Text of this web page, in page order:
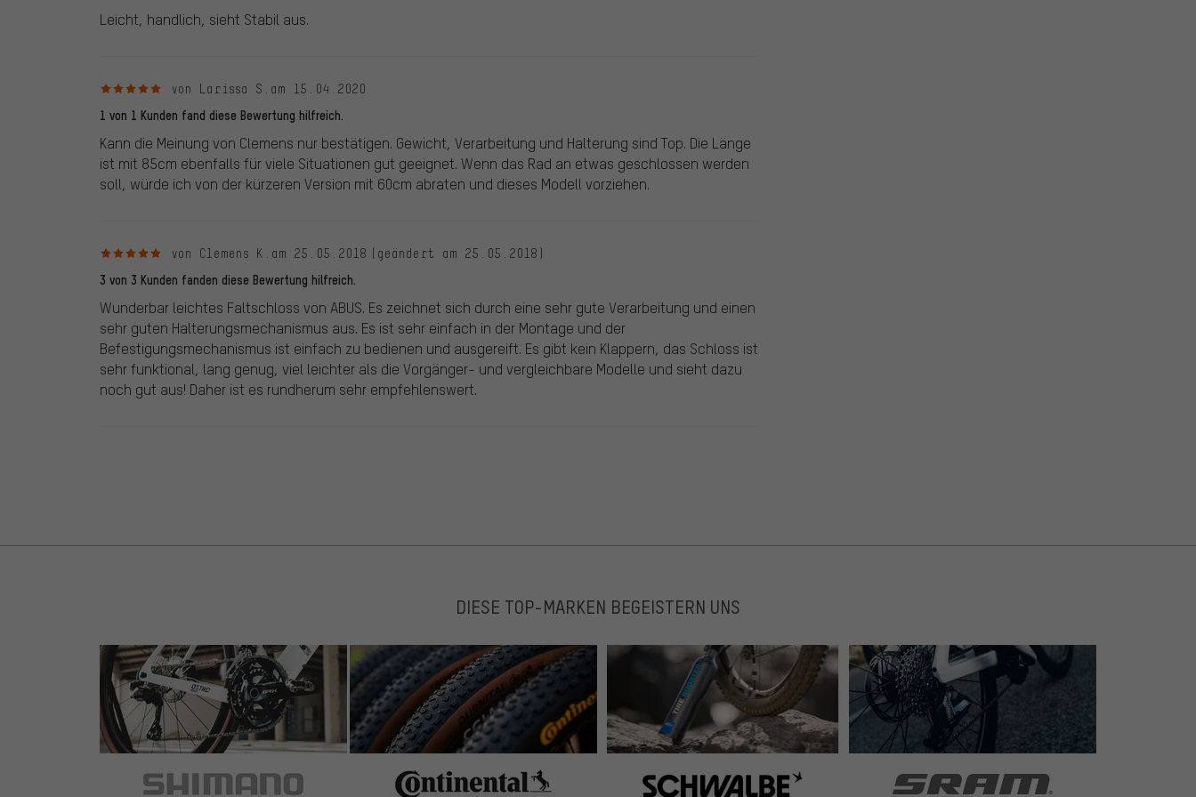
Leicht, handlich, sieht Stabil aus.
5 von 5 Sternenvon Larissa S. am 15.04.2020
1 von 1 Kunden fand diese Bewertung hilfreich.
Kann die Meinung von Clemens nur bestätigen. Gewicht, Verarbeitung und Halterung sind Top. Die Länge
ist mit 85cm ebenfalls für viele Situationen gut geeignet. Wenn das Rad an etwas geschlossen werden
soll, würde ich von der kürzeren Version mit 60cm abraten und dieses Modell vorziehen.
5 von 5 Sternenvon Clemens K. am 25.05.2018 (geändert am 25.05.2018)
3 von 3 Kunden fanden diese Bewertung hilfreich.
Wunderbar leichtes Faltschloss von ABUS. Es zeichnet sich durch eine sehr gute Verarbeitung und einen
sehr guten Halterungsmechanismus aus. Es ist sehr einfach in der Montage und der
Befestigungsmechanismus ist einfach zu bedienen und ausgereift. Es gibt kein Klappern, das Schloss ist
sehr funktional, lang genug, viel leichter als die Vorgänger- und vergleichbare Modelle und sieht dazu
noch gut aus! Daher ist es rundherum sehr empfehlenswert.
DIESE TOP-MARKEN BEGEISTERN UNS